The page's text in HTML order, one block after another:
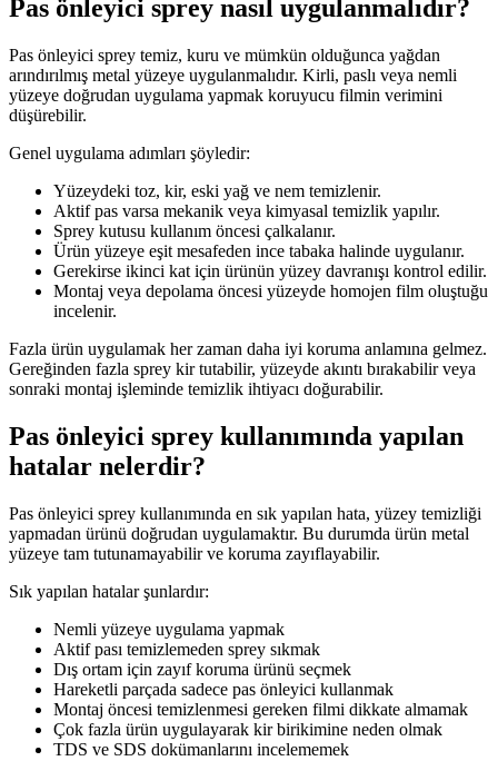
Pas önleyici sprey nasıl uygulanmalıdır?
Pas önleyici sprey temiz, kuru ve mümkün olduğunca yağdan
arındırılmış metal yüzeye uygulanmalıdır. Kirli, paslı veya nemli
yüzeye doğrudan uygulama yapmak koruyucu filmin verimini
düşürebilir.
Genel uygulama adımları şöyledir:
Yüzeydeki toz, kir, eski yağ ve nem temizlenir.
Aktif pas varsa mekanik veya kimyasal temizlik yapılır.
Sprey kutusu kullanım öncesi çalkalanır.
Ürün yüzeye eşit mesafeden ince tabaka halinde uygulanır.
Gerekirse ikinci kat için ürünün yüzey davranışı kontrol edilir.
Montaj veya depolama öncesi yüzeyde homojen film oluştuğu
incelenir.
Fazla ürün uygulamak her zaman daha iyi koruma anlamına gelmez.
Gereğinden fazla sprey kir tutabilir, yüzeyde akıntı bırakabilir veya
sonraki montaj işleminde temizlik ihtiyacı doğurabilir.
Pas önleyici sprey kullanımında yapılan
hatalar nelerdir?
Pas önleyici sprey kullanımında en sık yapılan hata, yüzey temizliği
yapmadan ürünü doğrudan uygulamaktır. Bu durumda ürün metal
yüzeye tam tutunamayabilir ve koruma zayıflayabilir.
Sık yapılan hatalar şunlardır:
Nemli yüzeye uygulama yapmak
Aktif pası temizlemeden sprey sıkmak
Dış ortam için zayıf koruma ürünü seçmek
Hareketli parçada sadece pas önleyici kullanmak
Montaj öncesi temizlenmesi gereken filmi dikkate almamak
Çok fazla ürün uygulayarak kir birikimine neden olmak
TDS ve SDS dokümanlarını incelememek